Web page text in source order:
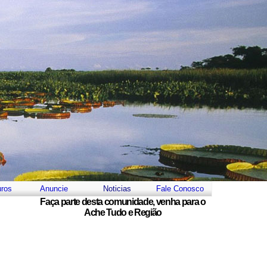
Anuncie Noticias Fale Conosco
Faça parte desta comunidade, venha para o
Ache Tudo e Região